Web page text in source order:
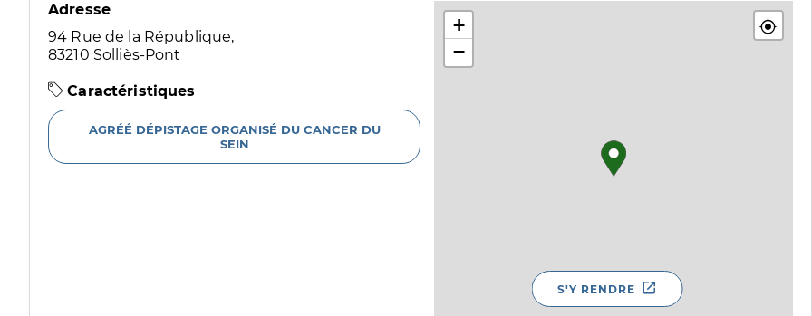
Adresse
94 Rue de la République,
83210 Solliès-Pont
Caractéristiques
AGRÉÉ DÉPISTAGE ORGANISÉ DU CANCER DU
SEIN
+
−
S'Y RENDRE